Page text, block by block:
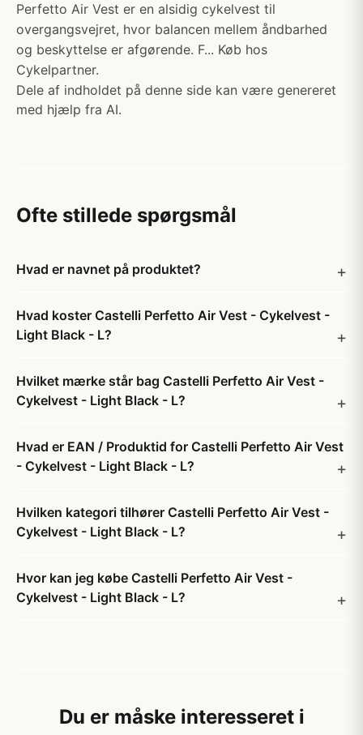
Perfetto Air Vest er en alsidig cykelvest til
overgangsvejret, hvor balancen mellem åndbarhed
og beskyttelse er afgørende. F... Køb hos
Cykelpartner.
Dele af indholdet på denne side kan være genereret
med hjælp fra AI.
Ofte stillede spørgsmål
Hvad er navnet på produktet?
Hvad koster Castelli Perfetto Air Vest - Cykelvest -
Light Black - L?
Hvilket mærke står bag Castelli Perfetto Air Vest -
Cykelvest - Light Black - L?
Hvad er EAN / Produktid for Castelli Perfetto Air Vest
- Cykelvest - Light Black - L?
Hvilken kategori tilhører Castelli Perfetto Air Vest -
Cykelvest - Light Black - L?
Hvor kan jeg købe Castelli Perfetto Air Vest -
Cykelvest - Light Black - L?
Du er måske interesseret i